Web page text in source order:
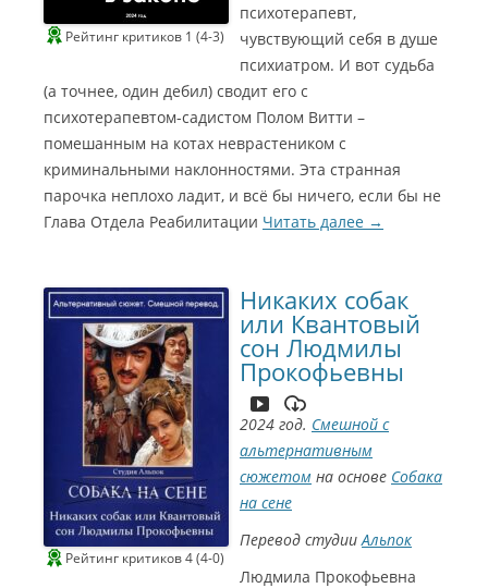
Рейтинг критиков 1 (4-3)
психотерапевт,
чувствующий себя в душе
психиатром. И вот судьба
(а точнее, один дебил) сводит его с
психотерапевтом-садистом Полом Витти –
помешанным на котах неврастеником с
криминальными наклонностями. Эта странная
парочка неплохо ладит, и всё бы ничего, если бы не
Глава Отдела Реабилитации Читать далее →
Рейтинг критиков 4 (4-0)
Никаких собак
или Квантовый
сон Людмилы
Прокофьевны
2024 год. Смешной с
альтернативным
сюжетом на основе Собака
на сене
Перевод студии Альпок
Людмила Прокофьевна